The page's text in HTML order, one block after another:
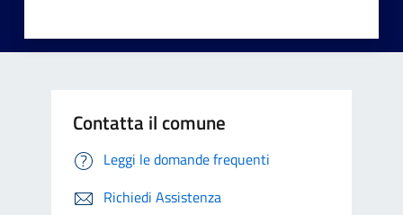
Contatta il comune
Leggi le domande frequenti
Richiedi Assistenza